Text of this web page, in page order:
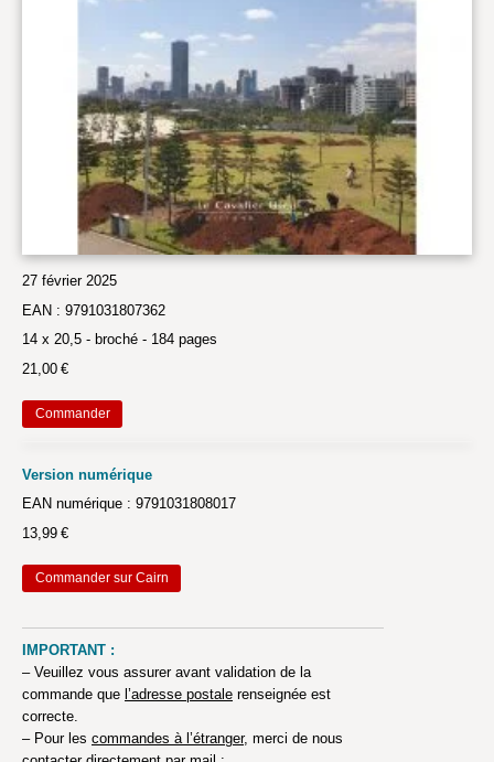
POLITIQUE RELATIVE AUX COOKIES
27 février 2025
EAN : 9791031807362
14 x 20,5 - broché - 184 pages
21,00 €
Commander
Version numérique
EAN numérique : 9791031808017
13,99 €
Commander sur Cairn
IMPORTANT :
– Veuillez vous assurer avant validation de la
commande que l’adresse postale renseignée est
correcte.
– Pour les commandes à l’étranger, merci de nous